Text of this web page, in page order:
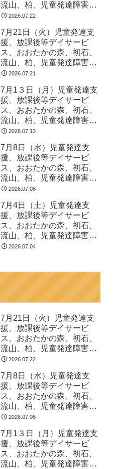
流山、柏、児童発達障害
運動療育 柳沢運動プログ
る 発達障害 放デイ 自
閉症 ADHD アスペルガ
ー症候
2026.07.22
7月21日（火）児童発達支
援、放課後等デイサービ
ス、おおたかの森、初石、
流山、柏、児童発達障害
運動療育 柳沢運動プログ
る 発達障害 放デイ 自
閉症 ADHD アスペルガ
ー症候
2026.07.21
7月1３日（月）児童発達支
援、放課後等デイサービ
ス、おおたかの森、初石、
流山、柏、児童発達障害
運動療育 柳沢運動プログ
る 発達障害 放デイ 自
閉症 ADHD アスペルガ
ー症候
2026.07.13
7月8日（水）児童発達支
援、放課後等デイサービ
ス、おおたかの森、初石、
流山、柏、児童発達障害
運動療育 柳沢運動プログ
る 発達障害 放デイ 自
閉症 ADHD アスペルガ
ー症候
2026.07.08
7月4日（土）児童発達支
援、放課後等デイサービ
ス、おおたかの森、初石、
流山、柏、児童発達障害
運動療育 柳沢運動プログ
2026.07.04
7月21日（火）児童発達支
援、放課後等デイサービ
ス、おおたかの森、初石、
流山、柏、児童発達障害
運動療育 柳沢運動プログ
る 発達障害 放デイ 自
閉症 ADHD アスペルガ
ー症候
2026.07.22
7月8日（水）児童発達支
援、放課後等デイサービ
ス、おおたかの森、初石、
流山、柏、児童発達障害
運動療育 柳沢運動プログ
る 発達障害 放デイ 自
閉症 ADHD アスペルガ
ー症候
2026.07.08
7月1３日（月）児童発達支
援、放課後等デイサービ
ス、おおたかの森、初石、
流山、柏、児童発達障害